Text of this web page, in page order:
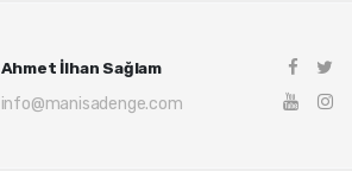
Ahmet İlhan Sağlam
info@manisadenge.com